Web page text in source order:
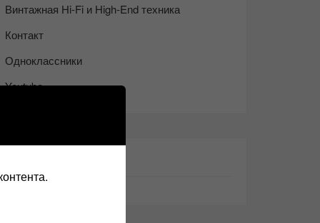
Винтажная Hi-Fi и High-End техника
Контакт
Одноклассники
Youtube